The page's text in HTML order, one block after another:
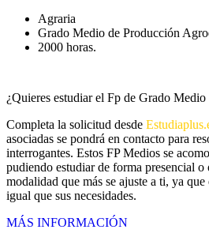
Agraria
Grado Medio de Producción
2000 horas.
¿Quieres estudiar el Fp de Grado
Completa la solicitud desde
asociadas se pondrá en contacto para
interrogantes. Estos FP Medios se
pudiendo estudiar de forma presencial o
modalidad que más se ajuste a ti, ya
igual que sus necesidades.
MÁS INFORMACIÓN